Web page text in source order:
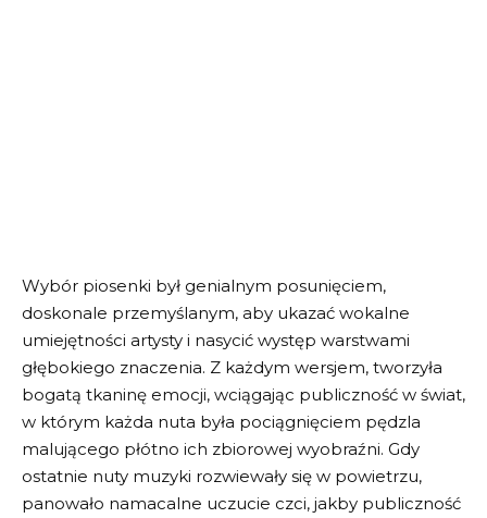
Wybór piosenki był genialnym posunięciem,
doskonale przemyślanym, aby ukazać wokalne
umiejętności artysty i nasycić występ warstwami
głębokiego znaczenia. Z każdym wersjem, tworzyła
bogatą tkaninę emocji, wciągając publiczność w świat,
w którym każda nuta była pociągnięciem pędzla
malującego płótno ich zbiorowej wyobraźni. Gdy
ostatnie nuty muzyki rozwiewały się w powietrzu,
panowało namacalne uczucie czci, jakby publiczność